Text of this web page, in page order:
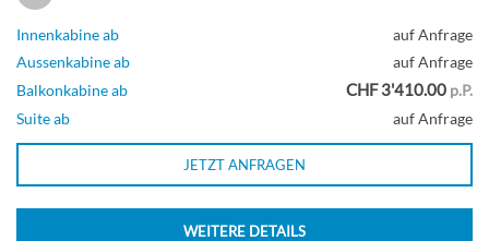
Innenkabine ab
auf Anfrage
Aussenkabine ab
auf Anfrage
Balkonkabine ab
CHF 3'410.00 p.P.
Suite ab
auf Anfrage
JETZT ANFRAGEN
WEITERE DETAILS